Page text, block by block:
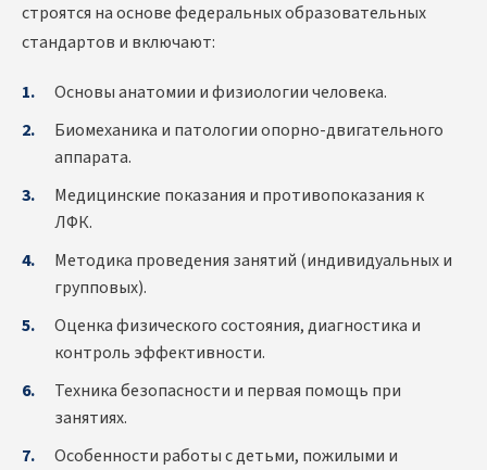
строятся на основе федеральных образовательных
стандартов и включают:
Основы анатомии и физиологии человека.
Биомеханика и патологии опорно-двигательного
аппарата.
Медицинские показания и противопоказания к
ЛФК.
Методика проведения занятий (индивидуальных и
групповых).
Оценка физического состояния, диагностика и
контроль эффективности.
Техника безопасности и первая помощь при
занятиях.
Особенности работы с детьми, пожилыми и